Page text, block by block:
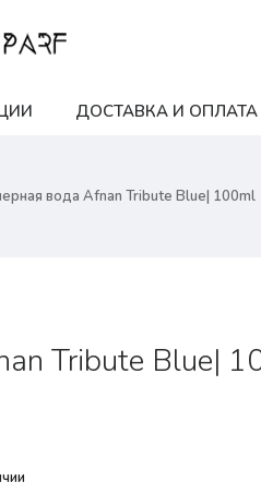
ДОСТАВКА И ОПЛАТА
вода Afnan Tribute Blue| 100ml
Tribute Blue|